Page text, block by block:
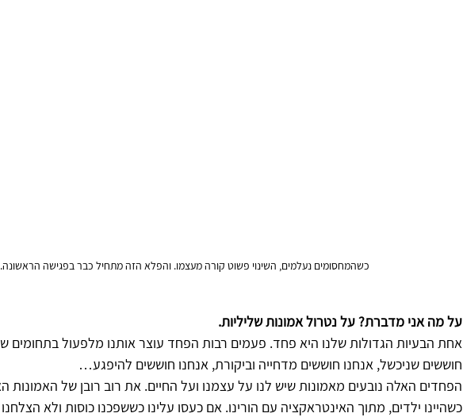
כשהמחסומים נעלמים, השינוי פשוט קורה מעצמו. והפלא הזה מתחיל כבר בפגישה הראשונה.
על מה אני מדברת? על נטרול אמונות שליליות.
אחת הבעיות הגדולות שלנו היא פחד. פעמים רבות הפחד עוצר אותנו מלפעול בתחומים
חוששים שניכשל, אנחנו חוששים מדחייה וביקורת, אנחנו חוששים להיפגע…
הפחדים האלה נובעים מאמונות שיש לנו על עצמנו ועל החיים. את רוב רובן של האמונות
כשהיינו ילדים, מתוך האינטראקציה עם הורינו. אם כעסו עלינו כששפכנו כוסות ולא